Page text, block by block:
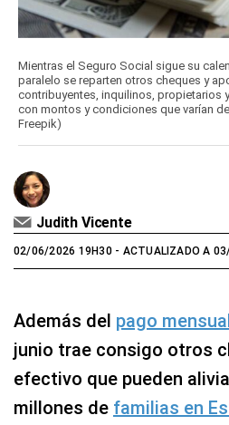
Mientras el Seguro Social sigue su
paralelo se reparten otros cheques y
contribuyentes, inquilinos, propietarios
con montos y condiciones que varían
Freepik)
Judith Vicente
02/06/2026 19H30- ACTUALIZADO A
Además del pago
junio trae consigo otros
efectivo que pueden
millones de familias en